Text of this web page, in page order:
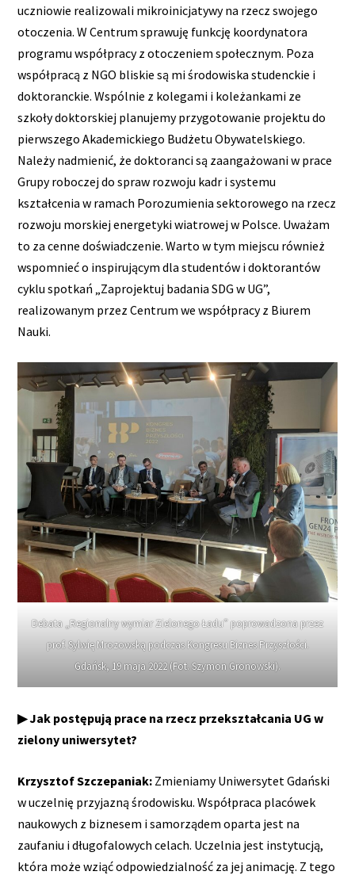
uczniowie realizowali mikroinicjatywy na rzecz swojego
otoczenia. W Centrum sprawuję funkcję koordynatora
programu współpracy z otoczeniem społecznym. Poza
współpracą z NGO bliskie są mi środowiska studenckie i
doktoranckie. Wspólnie z kolegami i koleżankami ze
szkoły doktorskiej planujemy przygotowanie projektu do
pierwszego Akademickiego Budżetu Obywatelskiego.
Należy nadmienić, że doktoranci są zaangażowani w prace
Grupy roboczej do spraw rozwoju kadr i systemu
kształcenia w ramach Porozumienia sektorowego na rzecz
rozwoju morskiej energetyki wiatrowej w Polsce. Uważam
to za cenne doświadczenie. Warto w tym miejscu również
wspomnieć o inspirującym dla studentów i doktorantów
cyklu spotkań „Zaprojektuj badania SDG w UG”,
realizowanym przez Centrum we współpracy z Biurem
Nauki.
Debata „Regionalny wymiar Zielonego Ładu” poprowadzona przez
prof. Sylwię Mrozowską podczas Kongresu Biznes Przyszłości.
Gdańsk, 19 maja 2022 (Fot. Szymon Gronowski).
▶ Jak postępują prace na rzecz przekształcania UG w
zielony uniwersytet?
Krzysztof Szczepaniak: Zmieniamy Uniwersytet Gdański
w uczelnię przyjazną środowisku. Współpraca placówek
naukowych z biznesem i samorządem oparta jest na
zaufaniu i długofalowych celach. Uczelnia jest instytucją,
która może wziąć odpowiedzialność za jej animację. Z tego